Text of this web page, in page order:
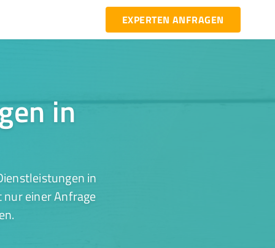
EXPERTEN ANFRAGEN
in
in
nur einer Anfrage